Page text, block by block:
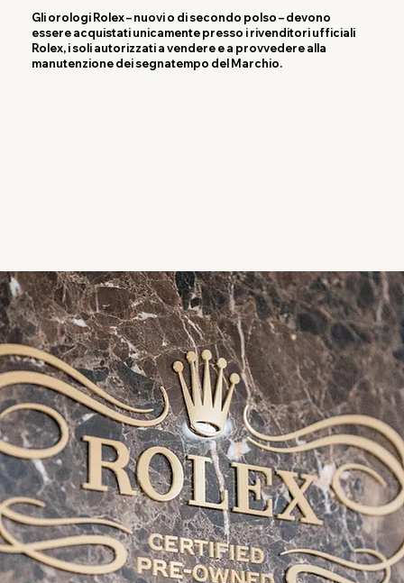
Gli orologi Rolex – nuovi o di secondo polso – devono
essere acquistati unicamente presso i rivenditori ufficiali
Rolex, i soli autorizzati a vendere e a provvedere alla
manutenzione dei segnatempo del Marchio.